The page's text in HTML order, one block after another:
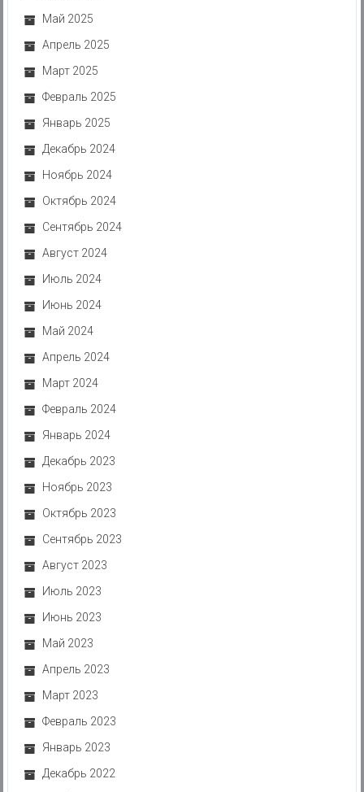
Май 2025
Апрель 2025
Март 2025
Февраль 2025
Январь 2025
Декабрь 2024
Ноябрь 2024
Октябрь 2024
Сентябрь 2024
Август 2024
Июль 2024
Июнь 2024
Май 2024
Апрель 2024
Март 2024
Февраль 2024
Январь 2024
Декабрь 2023
Ноябрь 2023
Октябрь 2023
Сентябрь 2023
Август 2023
Июль 2023
Июнь 2023
Май 2023
Апрель 2023
Март 2023
Февраль 2023
Январь 2023
Декабрь 2022